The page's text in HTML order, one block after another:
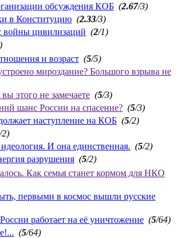
обсуждения КОБ (2.67/3)
в Конституцию (2.33/3)
войны цивилизаций (2/1)
и возраст (5/5)
мироздание? Большого взрыва не
этого не замечаете (5/3)
шанс России на спасение? (5/3)
наступление на КОБ (5/2)
/2)
И она единственная. (5/2)
разрушения (5/2)
Как семья станет кормом для НКО
первыми в космос вышли русские
работает на её уничтожение (5/64)
(5/64)